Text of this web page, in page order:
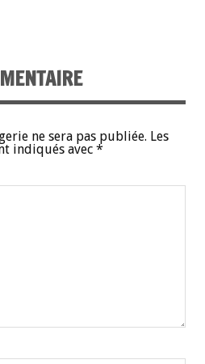
ne sera pas publiée. Les
indiqués avec *